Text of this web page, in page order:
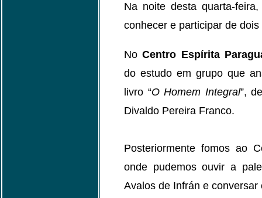
Na noite desta quarta-
conhecer e participar de
NoCentro Espírita
do estudo em grupo que
livro “O Homem Integral”,
Divaldo Pereira Franco.
Posteriormente fomos ao
onde pudemos ouvir a
Avalos de Infrán e